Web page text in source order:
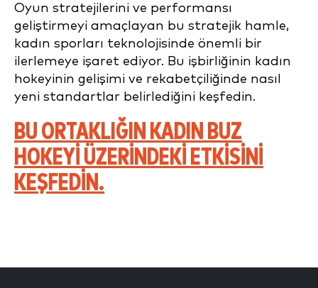
Oyun stratejilerini ve performansı
geliştirmeyi amaçlayan bu stratejik hamle,
kadın sporları teknolojisinde önemli bir
ilerlemeye işaret ediyor. Bu işbirliğinin kadın
hokeyinin gelişimi ve rekabetçiliğinde nasıl
yeni standartlar belirlediğini keşfedin.
BU ORTAKLIĞIN KADIN BUZ
HOKEYI ÜZERINDEKI ETKISINI
KEŞFEDIN.